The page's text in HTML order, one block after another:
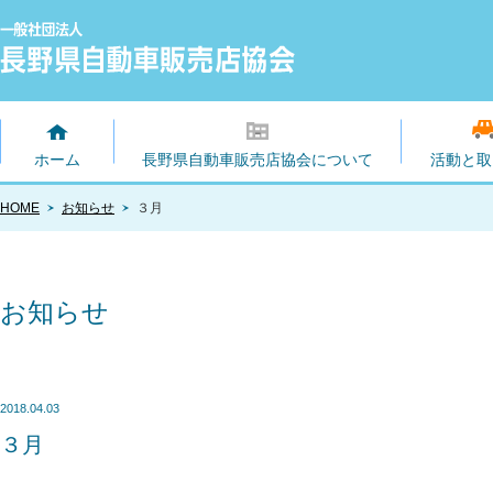
ホーム 長野県自動車販売店協会について 活動と
HOME お知らせ ３月
お知らせ
2018.04.03
３月